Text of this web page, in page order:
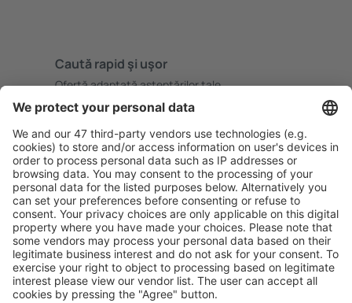
Caută rapid şi uşor
Ofertă adaptată aşteptărilor tale.
Planifică ȋn siguranţă
Rezervare fără griji cu opțiune gratuită de anulare.
Economiseşte mai mult
Prețuri atractive și oferte speciale pentru utilizatorii
conectați.
Cazarea preferată
Alege din peste 1,3 mil. de opţiuni: hoteluri, cabane,